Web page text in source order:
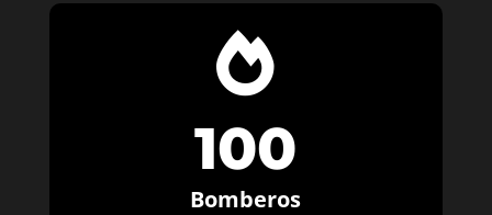

100
Bomberos